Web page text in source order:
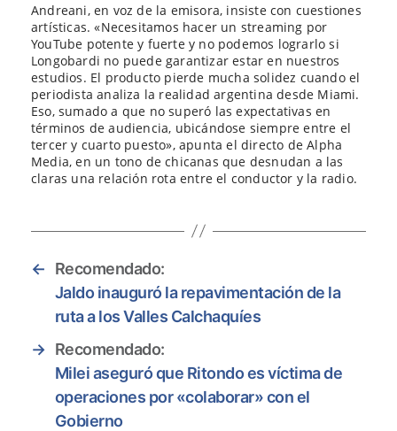
Andreani, en voz de la emisora, insiste con cuestiones
artísticas. «Necesitamos hacer un streaming por
YouTube potente y fuerte y no podemos lograrlo si
Longobardi no puede garantizar estar en nuestros
estudios. El producto pierde mucha solidez cuando el
periodista analiza la realidad argentina desde Miami.
Eso, sumado a que no superó las expectativas en
términos de audiencia, ubicándose siempre entre el
tercer y cuarto puesto», apunta el directo de Alpha
Media, en un tono de chicanas que desnudan a las
claras una relación rota entre el conductor y la radio.
←
Recomendado:
Jaldo inauguró la repavimentación de la
ruta a los Valles Calchaquíes
→ Recomendado:
Milei aseguró que Ritondo es víctima de
operaciones por «colaborar» con el
Gobierno